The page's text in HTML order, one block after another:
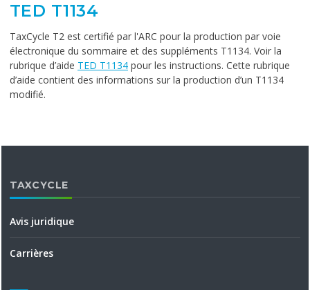
TED T1134
TaxCycle T2 est certifié par l'ARC pour la production par voie
électronique du sommaire et des suppléments T1134. Voir la
rubrique d’aide TED T1134 pour les instructions. Cette rubrique
d’aide contient des informations sur la production d’un T1134
modifié.
TAXCYCLE
Avis juridique
Carrières